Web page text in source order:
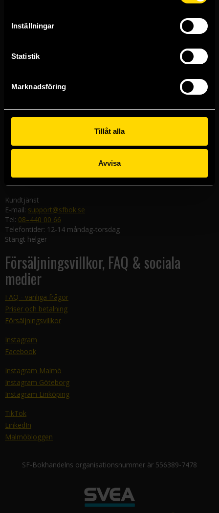
Inställningar
Statistik
Marknadsföring
Tillåt alla
Avvisa
Butiker & kundtjänst
Västerlånggatan 48
Göteborgsbutiken
Kungsgatan 19
Malmöbutiken
582 19 Linköping
Kundtjänst
E-mail: support@sfbok.se
Tel: 08–440 00 66
Telefontider: 12-14 måndag-torsdag
Stängt helger
Försäljningsvillkor, FAQ & sociala
medier
FAQ - vanliga frågor
Priser och betalning
Försäljningsvillkor
Instagram
Facebook
Instagram Malmö
Instagram Göteborg
Instagram Linköping
TikTok
LinkedIn
Malmöbloggen
SF-Bokhandelns organisationsnummer är 556389-7478